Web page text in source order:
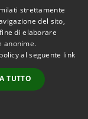
2026 • Comune di
• Powered by
•
Accesso
redazione
strettamente
del sito,
di elaborare
anonime.
al seguente link
TUTTO